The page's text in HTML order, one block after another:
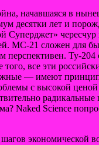
начавшаяся в
десятки лет и
Суперджет» чересчур
МС-21 сложен для
перспективен. Ту-
все эти
— имеют
с высокой
радикальные
Naked Science
экономической